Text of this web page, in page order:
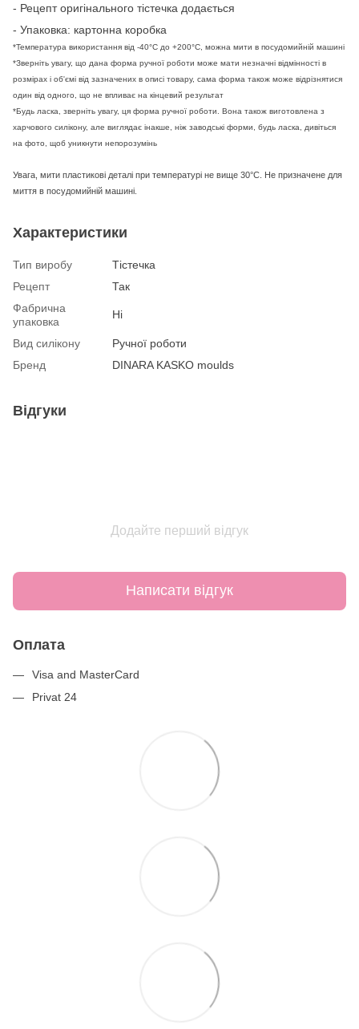
- Рецепт оригінального тістечка додається
- Упаковка: картонна коробка
*Температура використання від -40°C до +200°C, можна мити в посудомийній машині
*Зверніть увагу, що дана форма ручної роботи може мати незначні відмінності в
розмірах і об'ємі від зазначених в описі товару, сама форма також може відрізнятися
один від одного, що не впливає на кінцевий результат
*Будь ласка, зверніть увагу, ця форма ручної роботи. Вона також виготовлена з
харчового силікону, але виглядає інакше, ніж заводські форми, будь ласка, дивіться
на фото, щоб уникнути непорозумінь
Увага, мити пластикові деталі при температурі не вище 30°C. Не призначене для
миття в посудомийній машині.
Характеристики
Тип виробу
Tістечка
Рецепт
Так
Фабрична
упаковка
Ні
Вид силікону
Ручної роботи
Бренд
DINARA KASKO moulds
Відгуки
Додайте перший відгук
Написати відгук
Оплата
Visa and MasterCard
Privat 24